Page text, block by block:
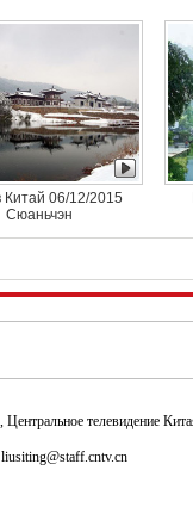
Китай 06/12/2015
Сюаньчэн
телевидение